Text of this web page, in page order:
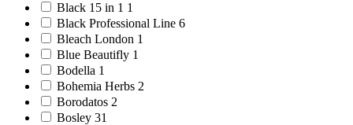
Black 15 in 1 1
Black Professional Line 6
Bleach London 1
Blue Beautifly 1
Bodella 1
Bohemia Herbs 2
Borodatos 2
Bosley 31